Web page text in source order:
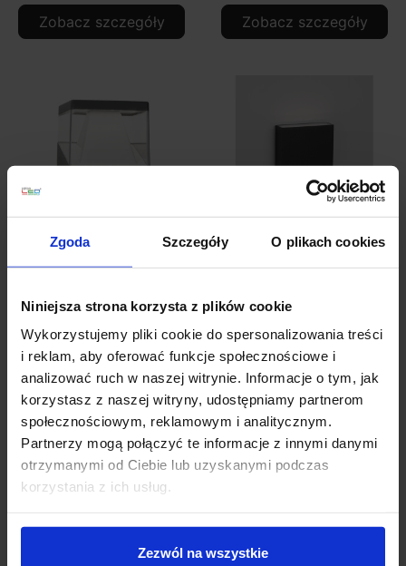
Zgoda Szczegóły O plikach cookies
Niniejsza strona korzysta z plików cookie
Wykorzystujemy pliki cookie do spersonalizowania treści
i reklam, aby oferować funkcje społecznościowe i
analizować ruch w naszej witrynie. Informacje o tym, jak
korzystasz z naszej witryny, udostępniamy partnerom
społecznościowym, reklamowym i analitycznym.
Partnerzy mogą połączyć te informacje z innymi danymi
otrzymanymi od Ciebie lub uzyskanymi podczas
korzystania z ich usług.
Zezwól na wszystkie
Zobacz szczegóły Zobacz szczegóły
LUCES HORMIGUEROS
zewnętrzny LED IP54
szary
464,00 zł
Zobacz szczegóły
LUCES JIUTEPEC
zewnętrzny LED IP65
306,00 zł
Zobacz szczegóły